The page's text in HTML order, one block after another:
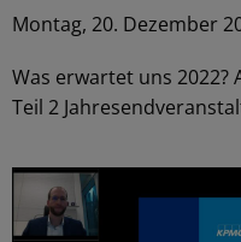
Montag, 20. Dezember
Was erwartet uns 2022?
Teil 2